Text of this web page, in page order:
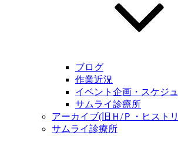
ブログ
作業近況
イベント企画・スケジ
サムライ診療所
アーカイブ(旧Ｈ/Ｐ・ヒストリ
サムライ診療所